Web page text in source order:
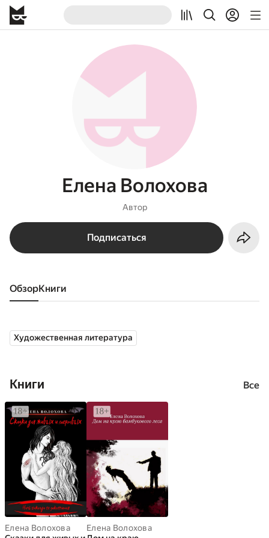
Елена Волохова
Автор
Подписаться
Обзор книги
Художественная литература
Книги Все
Елена Волохова
Елена Волохова